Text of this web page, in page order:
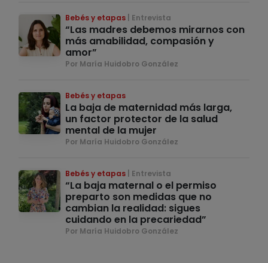
Bebés y etapas Entrevista
“Las madres debemos mirarnos con
más amabilidad, compasión y
amor”
Por María Huidobro González
Bebés y etapas
La baja de maternidad más larga,
un factor protector de la salud
mental de la mujer
Por María Huidobro González
Bebés y etapas Entrevista
“La baja maternal o el permiso
preparto son medidas que no
cambian la realidad: sigues
cuidando en la precariedad”
Por María Huidobro González